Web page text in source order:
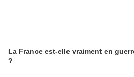
La France est-elle vraiment en
?